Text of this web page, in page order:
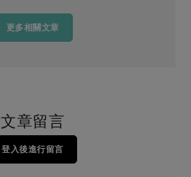
更多相關文章
文章留言
登入後進行留言